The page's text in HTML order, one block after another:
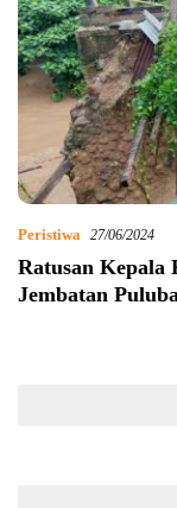
Peristiwa 27/06/2024
Ratusan Kepala
Jembatan